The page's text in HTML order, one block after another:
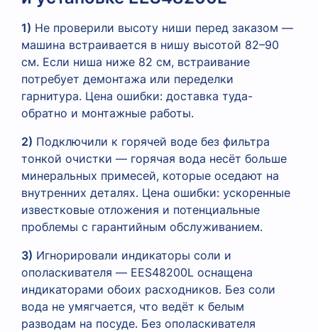
1) Не проверили высоту ниши перед заказом —
машина встраивается в нишу высотой 82–90
см. Если ниша ниже 82 см, встраивание
потребует демонтажа или переделки
гарнитура. Цена ошибки: доставка туда-
обратно и монтажные работы.
2) Подключили к горячей воде без фильтра
тонкой очистки — горячая вода несёт больше
минеральных примесей, которые оседают на
внутренних деталях. Цена ошибки: ускоренные
известковые отложения и потенциальные
проблемы с гарантийным обслуживанием.
3) Игнорировали индикаторы соли и
ополаскивателя — EES48200L оснащена
индикаторами обоих расходников. Без соли
вода не умягчается, что ведёт к белым
разводам на посуде. Без ополаскивателя